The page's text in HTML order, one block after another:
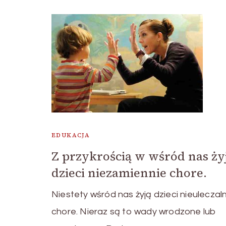
EDUKACJA
Z przykrością w wśród nas
dzieci niezamiennie chore.
Niestety wśród nas żyją dzieci
chore. Nieraz są to wady wrodzone lub